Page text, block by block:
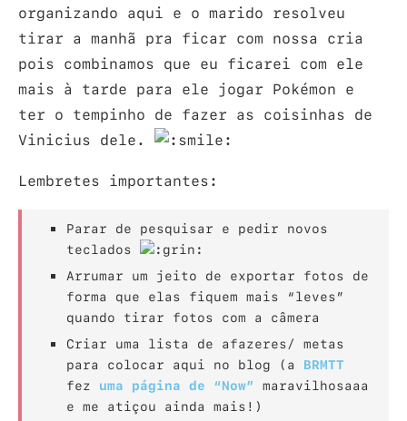
organizando aqui e o marido resolveu
tirar a manhã pra ficar com nossa cria
pois combinamos que eu ficarei com ele
mais à tarde para ele jogar Pokémon e
ter o tempinho de fazer as coisinhas de
Vinicius dele.
Lembretes importantes:
Parar de pesquisar e pedir novos
teclados
Arrumar um jeito de exportar fotos de
forma que elas fiquem mais “leves”
quando tirar fotos com a câmera
Criar uma lista de afazeres/ metas
para colocar aqui no blog (a BRMTT
fez uma página de “Now” maravilhosaaa
e me atiçou ainda mais!)